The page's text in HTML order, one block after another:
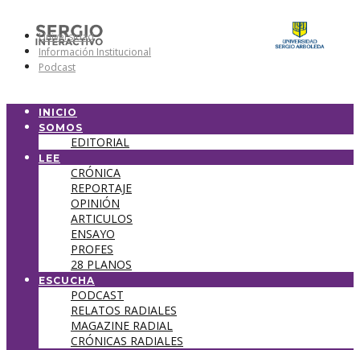
Universidad
Información Institucional
Podcast
INICIO
SOMOS
EDITORIAL
LEE
CRÓNICA
REPORTAJE
OPINIÓN
ARTICULOS
ENSAYO
PROFES
28 PLANOS
ESCUCHA
PODCAST
RELATOS RADIALES
MAGAZINE RADIAL
CRÓNICAS RADIALES